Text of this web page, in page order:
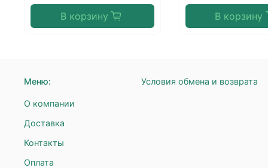
В корзину В корзину
Меню:
О компании
Доставка
Контакты
Оплата
Условия обмена и возврата